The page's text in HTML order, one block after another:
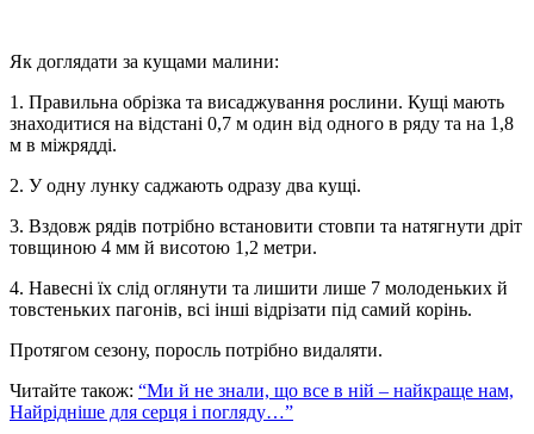
Як доглядати за кущами малини:
1. Правильна обрізка та висаджування рослини. Кущі мають
знаходитися на відстані 0,7 м один від одного в ряду та на 1,8
м в міжрядді.
2. У одну лунку саджають одразу два кущі.
3. Вздовж рядів потрібно встановити стовпи та натягнути дріт
товщиною 4 мм й висотою 1,2 метри.
4. Навесні їх слід оглянути та лишити лише 7 молоденьких й
товстеньких пагонів, всі інші відрізати під самий корінь.
Протягом сезону, поросль потрібно видаляти.
Читайте також: “Ми й не знали, що все в ній – найкраще нам,
Найрідніше для серця і погляду…”